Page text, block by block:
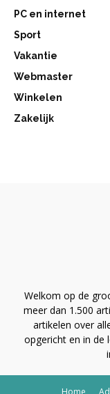
PC en internet
Sport
Vakantie
Webmaster
Winkelen
Zakelijk
Welkom op de
meer dan 1.500
artikelen over
opgericht en in de
Home